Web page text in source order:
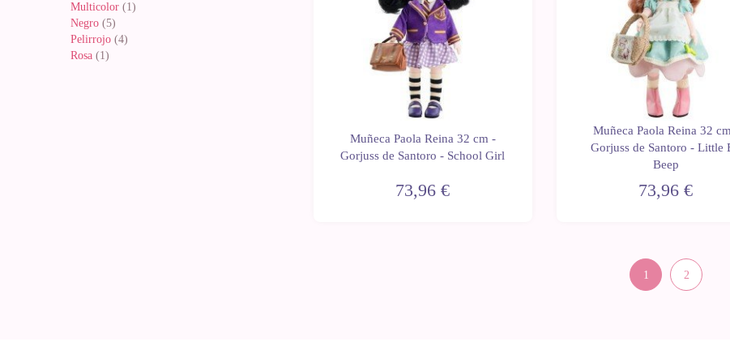
Multicolor (1)
Negro (5)
Pelirrojo (4)
Rosa (1)
Muñeca Paola Reina 32 cm -
Gorjuss de Santoro - School Girl
73,96 €
Muñeca Paola Reina 32
Gorjuss de Santoro - Little
Beep
73,96 €
1 2